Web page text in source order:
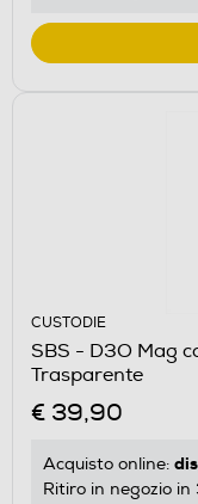
CUSTODIE
SBS - D3O Mag
Trasparente
€ 39,90
Acquisto online:
Ritiro in negozio